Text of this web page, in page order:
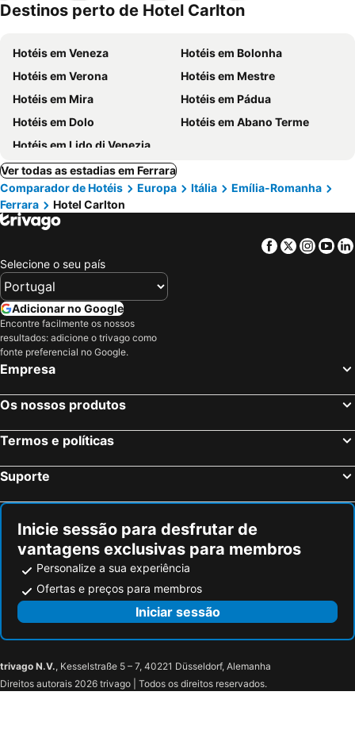
mento
Destinos perto de Hotel Carlton
Hotéis em Veneza
Hotéis em Bolonha
Hotéis em Verona
Hotéis em Mestre
Hotéis em Mira
Hotéis em Pádua
Hotéis em Dolo
Hotéis em Abano Terme
Hotéis em Lido di Venezia
Ver todas as estadias em Ferrara
Comparador de Hotéis
Europa Itália
Emília-Romanha
Ferrara
Hotel Carlton
Facebook
Twitter
Selecione o seu país
Adicionar no Google
Encontre facilmente os nossos
resultados: adicione o trivago como
fonte preferencial no Google.
Empresa
Os nossos produtos
Termos e políticas
Suporte
Inicie sessão para desfrutar de
vantagens exclusivas para membros
Personalize a sua experiência
Ofertas e preços para membros
Iniciar sessão
trivago N.V., Kesselstraße 5 – 7, 40221 Düsseldorf, Alemanha
Direitos autorais 2026 trivago | Todos os direitos reservados.